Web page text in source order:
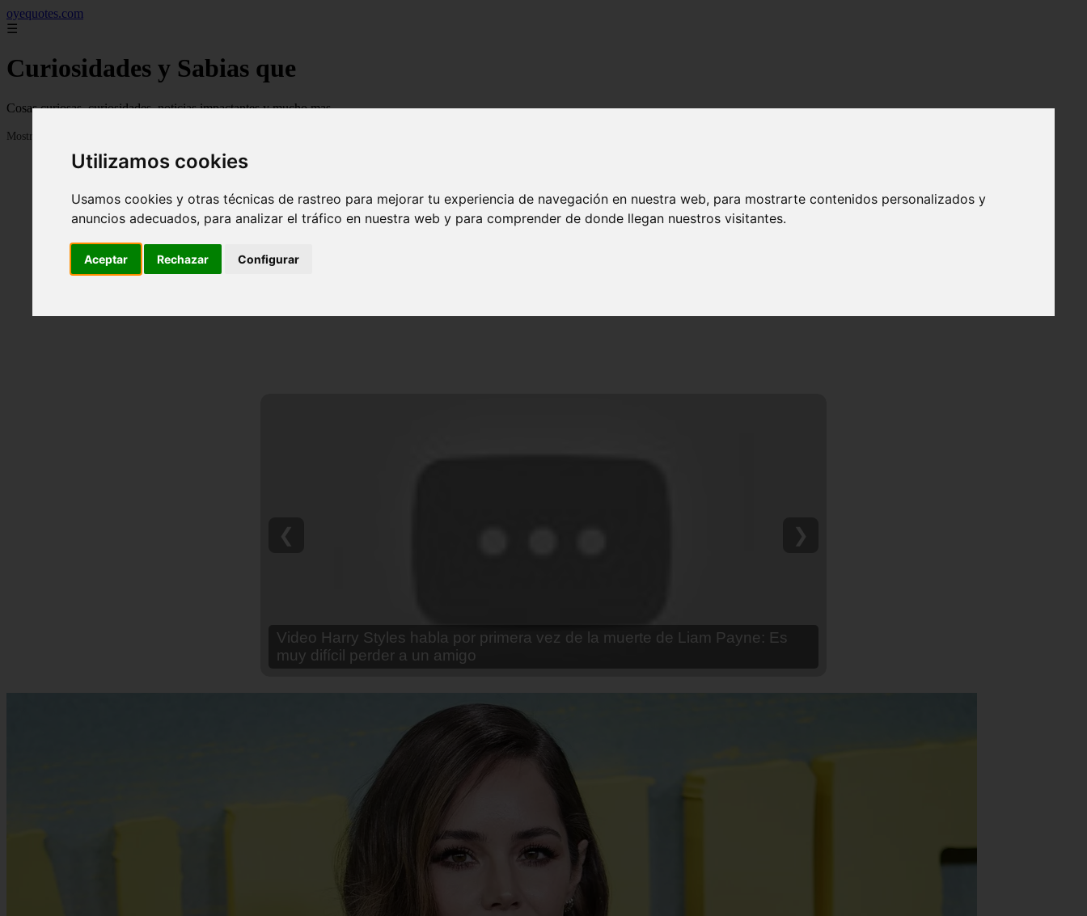
Utilizamos cookies
Usamos cookies y otras técnicas de rastreo para mejorar tu experiencia de navegación en nuestra web, para mostrarte contenidos personalizados y
anuncios adecuados, para analizar el tráfico en nuestra web y para comprender de donde llegan nuestros visitantes.
Aceptar Rechazar Configurar
oyequotes.com
☰
Curiosidades y Sabias que
Cosas curiosas, curiosidades, noticias impactantes y mucho mas
Mostrando 1 - 24 de 2838 artículos
Video Ana Brenda Contreras y la firme promesa que le hizo a su hija Aria
❮ ❯